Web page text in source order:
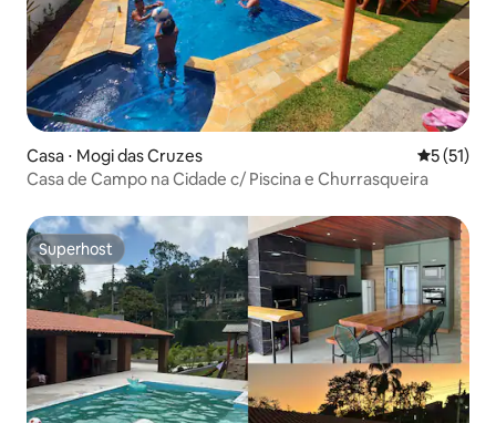
Casa ⋅ Mogi das Cruzes 5 de uma
5 (51)
Casa de Campo na Cidade c/ Piscina e Churrasqueira
Superhost
Superhost